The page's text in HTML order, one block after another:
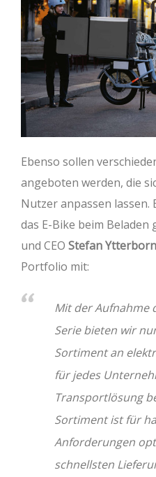
Ebenso sollen
angeboten werden, die
Nutzer anpassen lassen.
das E-Bike beim Beladen
und CEO Stefan Ytterborn
Portfolio mit:
Mit der Aufnahme
Serie bieten wir
Sortiment an
für jedes
Transportlösung
Sortiment ist für
Anforderungen
schnellsten